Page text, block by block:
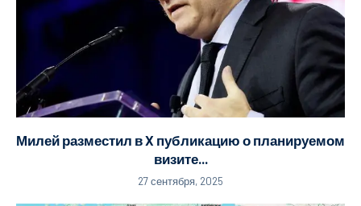
Милей разместил в X публикацию о планируемом
визите...
27 сентября, 2025